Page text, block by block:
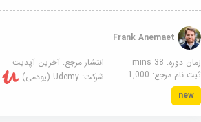
زمان دوره: 38 mins
انتشار مرجع: آخرین آپدیت
ثبت نام مرجع: 1,000 شرکت: Udemy (یودمی)
new